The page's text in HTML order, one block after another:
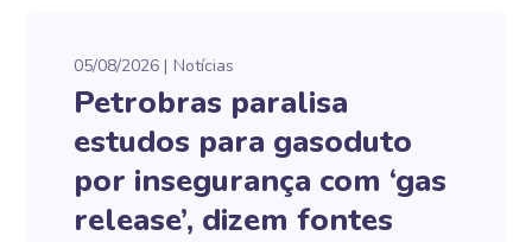
05/08/2026 Notícias
Petrobras paralisa
estudos para gasoduto
por insegurança com ‘gas
release’, dizem fontes